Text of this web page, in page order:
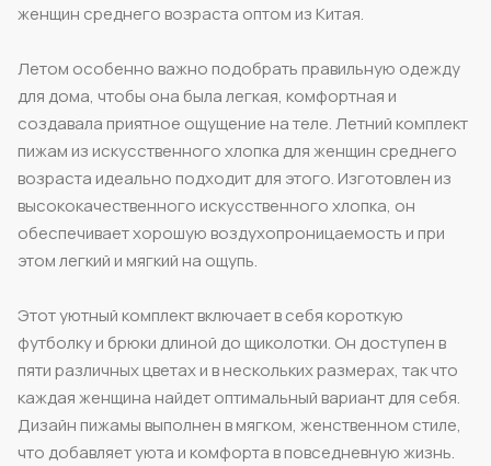
женщин среднего возраста оптом из Китая.
Летом особенно важно подобрать правильную одежду
для дома, чтобы она была легкая, комфортная и
создавала приятное ощущение на теле. Летний комплект
пижам из искусственного хлопка для женщин среднего
возраста идеально подходит для этого. Изготовлен из
высококачественного искусственного хлопка, он
обеспечивает хорошую воздухопроницаемость и при
этом легкий и мягкий на ощупь.
Этот уютный комплект включает в себя короткую
футболку и брюки длиной до щиколотки. Он доступен в
пяти различных цветах и в нескольких размерах, так что
каждая женщина найдет оптимальный вариант для себя.
Дизайн пижамы выполнен в мягком, женственном стиле,
что добавляет уюта и комфорта в повседневную жизнь.